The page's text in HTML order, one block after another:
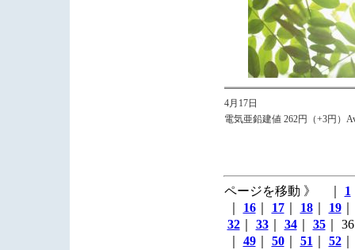
4月17日
電気亜鉛建値 262円（+3円）
ページを移動 》 ｜ 1
16｜ 17｜ 18｜ 19
32｜ 33｜ 34｜ 35｜
49｜ 50｜ 51 52